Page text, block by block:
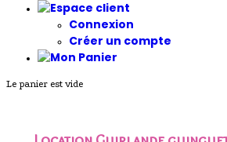
Connexion
Créer un compte
Le panier est vide